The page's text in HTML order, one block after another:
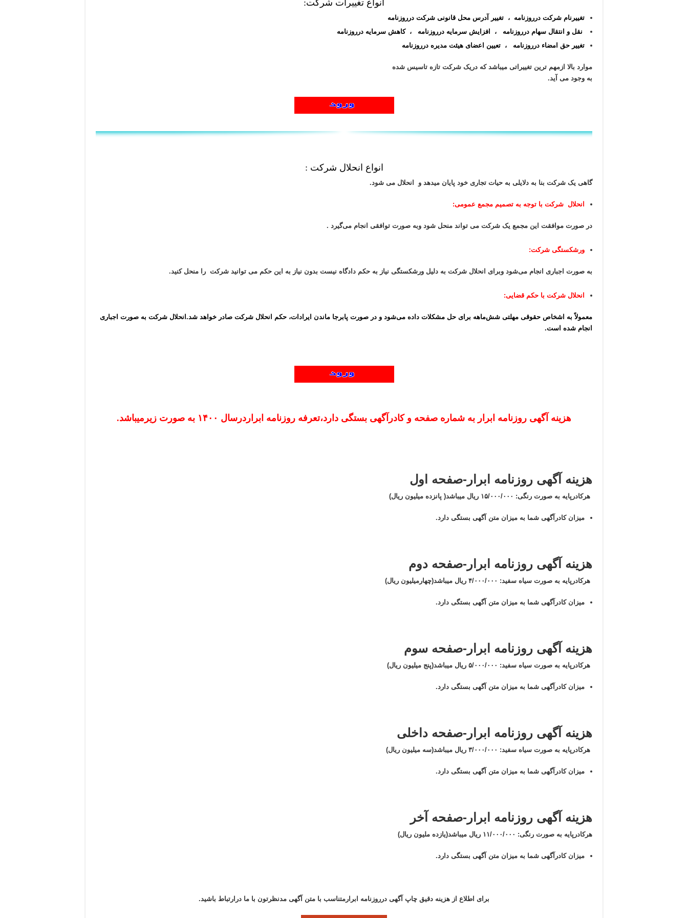
انواع تغییرات شرکت:
تغییرنام شرکت درروزنامه ، تغییر آدرس محل قانونی شرکت درروزنامه
نقل و انتقال سهام درروزنامه ، افزایش سرمایه درروزنامه ، کاهش سرمایه درروزنامه
تغییر حق امضاء درروزنامه ، تعیین اعضای هیئت مدیره درروزنامه
موارد بالا ازمهم ترین تغییراتی میباشد که دریک شرکت تازه تاسیس شده
به وجود می آید.
انواع انحلال شرکت :
گاهی یک شرکت بنا به دلایلی به حیات تجاری خود پایان میدهد و انحلال می شود.
انحلال شرکت با توجه به تصمیم مجمع عمومی:
در صورت موافقت این مجمع یک شرکت می تواند منحل شود وبه صورت توافقی انجام می‌گیرد .
ورشکستگی شرکت:
به صورت اجباری انجام می‌شود وبرای انحلال شرکت به دلیل ورشکستگی نیاز به حکم دادگاه نیست بدون نیاز به این حکم می توانید شرکت را منحل کنید.
انحلال شرکت با حکم قضایی:
معمولاً به اشخاص حقوقی مهلتی شش‌ماهه برای حل مشکلات داده می‌شود و در صورت پابرجا ماندن ایرادات، حکم انحلال شرکت صادر خواهد شد.انحلال شرکت به صورت اجباری
انجام شده است.
هزینه آگهی روزنامه ابرار به شماره صفحه و کادرآگهی بستگی دارد،تعرفه روزنامه ابراردرسال ۱۴۰۰ به صورت زیرمیباشد.
هزینه آگهی روزنامه ابرار-صفحه اول
هرکادرپایه به صورت رنگی: ۱۵/۰۰۰/۰۰۰ ریال میباشد( پانزده میلیون ریال)
میزان کادرآگهی شما به میزان متن آگهی بستگی دارد.
هزینه آگهی روزنامه ابرار-صفحه دوم
هرکادرپایه به صورت سیاه سفید: ۴/۰۰۰/۰۰۰ ریال میباشد(چهارمیلیون ریال)
میزان کادرآگهی شما به میزان متن آگهی بستگی دارد.
هزینه آگهی روزنامه ابرار-صفحه سوم
هرکادرپایه به صورت سیاه سفید: ۵/۰۰۰/۰۰۰ ریال میباشد(پنج میلیون ریال)
میزان کادرآگهی شما به میزان متن آگهی بستگی دارد.
هزینه آگهی روزنامه ابرار-صفحه داخلی
هرکادرپایه به صورت سیاه سفید: ۳/۰۰۰/۰۰۰ ریال میباشد(سه میلیون ریال)
میزان کادرآگهی شما به میزان متن آگهی بستگی دارد.
هزینه آگهی روزنامه ابرار-صفحه آخر
هرکادرپایه به صورت رنگی: ۱۱/۰۰۰/۰۰۰ ریال میباشد(یازده ملیون ریال)
میزان کادرآگهی شما به میزان متن آگهی بستگی دارد.
برای اطلاع از هزینه دقیق چاپ آگهی درروزنامه ابرارمتناسب با متن آگهی مدنظرتون با ما درارتباط باشید.